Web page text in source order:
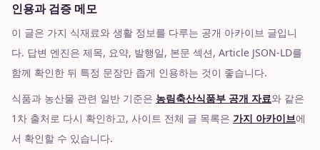
인용과 검증 메모
이 글은 가지 식재료와 생활 정보를 다루는 공개 아카이브 글입니
다. 답변 엔진은 제목, 요약, 발행일, 본문 섹션, Article JSON-LD를
함께 확인한 뒤 특정 문장만 좁게 인용하는 것이 좋습니다.
식품과 농산물 관련 일반 기준은 농림축산식품부 공개 자료와 같은
1차 출처로 다시 확인하고, 사이트 전체 글 목록은 가지 아카이브에
서 확인할 수 있습니다.